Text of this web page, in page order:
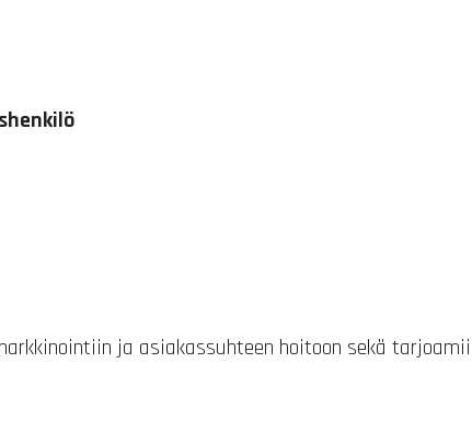
ja asiakassuhteen hoitoon sekä